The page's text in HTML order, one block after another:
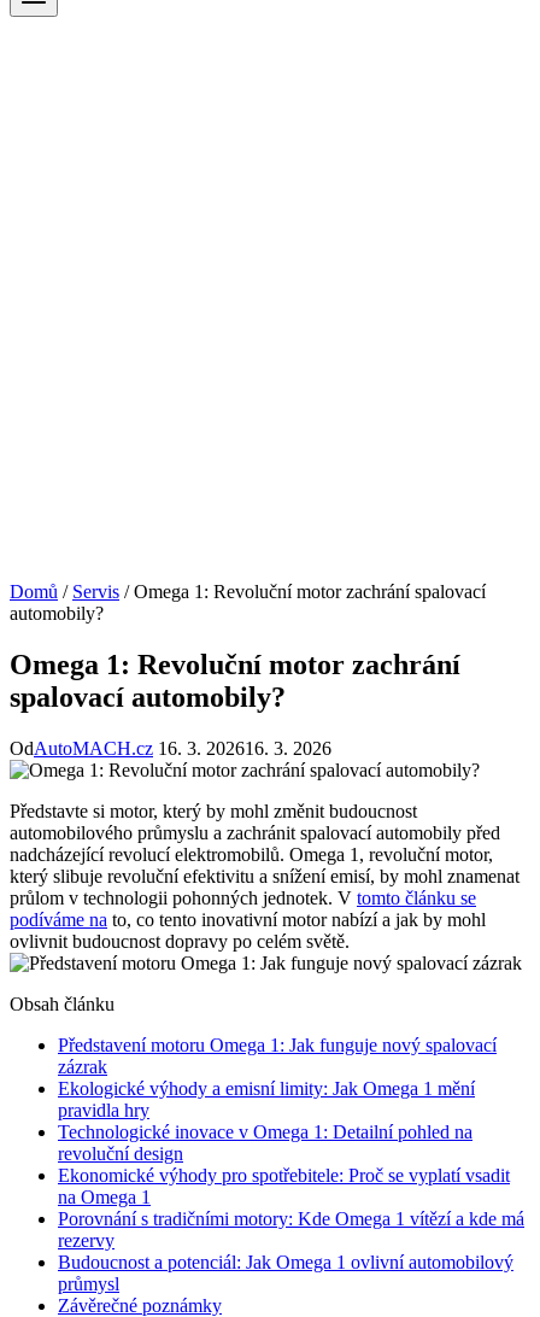
Domů / Servis / Omega 1: Revoluční motor zachrání spalovací
automobily?
Omega 1: Revoluční motor zachrání
spalovací automobily?
OdAutoMACH.cz 16. 3. 202616. 3. 2026
Představte si motor, který by mohl změnit budoucnost
automobilového průmyslu a zachránit spalovací automobily před
nadcházející revolucí elektromobilů. Omega 1, revoluční motor,
který slibuje revoluční efektivitu a snížení emisí, by mohl znamenat
průlom v technologii pohonných jednotek. V tomto článku se
podíváme na to, co tento inovativní motor nabízí a jak by mohl
ovlivnit budoucnost dopravy po celém světě.
Obsah článku
Představení motoru Omega 1: Jak funguje nový spalovací
zázrak
Ekologické výhody a emisní limity: Jak Omega 1 mění
pravidla hry
Technologické inovace v Omega 1: Detailní pohled na
revoluční design
Ekonomické výhody pro spotřebitele: Proč se vyplatí vsadit
na Omega 1
Porovnání s tradičními motory: Kde Omega 1 vítězí a kde má
rezervy
Budoucnost a potenciál: Jak Omega 1 ovlivní automobilový
průmysl
Závěrečné poznámky